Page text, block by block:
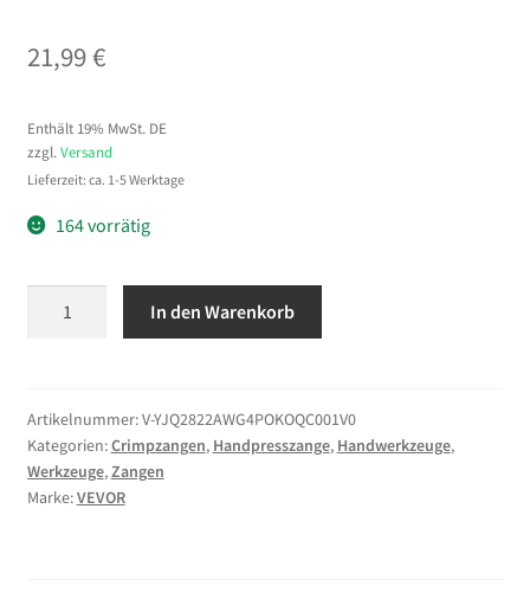
21,99€
Enthält 19% MwSt. DE
zzgl. Versand
Lieferzeit: ca. 1-5 Werktage
164 vorrätig
RJ45/RJ11/RJ12
Ethernet-
Crimpzange-
Set
In den Warenkorb
Artikelnummer:V-YJQ2822AWG4POKOQC001V0
Kategorien:Crimpzangen, Handpresszange, Handwerkzeuge,
Werkzeuge,Zangen
Marke:VEVOR